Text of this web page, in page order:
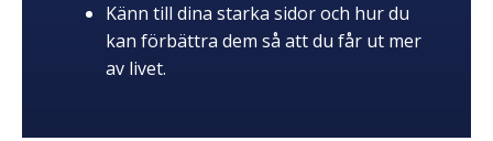
Känn till dina starka sidor och hur du
kan förbättra dem så att du får ut mer
av livet.